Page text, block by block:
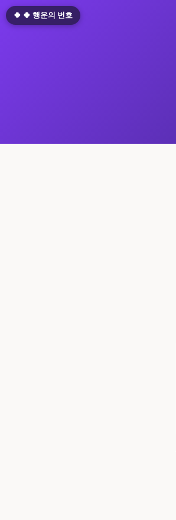
🍀 🍀 행운의 번호